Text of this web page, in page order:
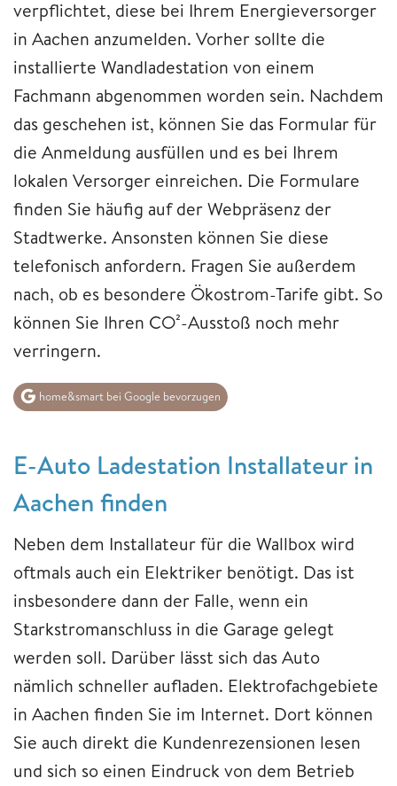
verpflichtet, diese bei Ihrem Energieversorger
in Aachen anzumelden. Vorher sollte die
installierte Wandladestation von einem
Fachmann abgenommen worden sein. Nachdem
das geschehen ist, können Sie das Formular für
die Anmeldung ausfüllen und es bei Ihrem
lokalen Versorger einreichen. Die Formulare
finden Sie häufig auf der Webpräsenz der
Stadtwerke. Ansonsten können Sie diese
telefonisch anfordern. Fragen Sie außerdem
nach, ob es besondere Ökostrom-Tarife gibt. So
können Sie Ihren CO²-Ausstoß noch mehr
verringern.
home&smart bei Google bevorzugen
E-Auto Ladestation Installateur in
Aachen finden
Neben dem Installateur für die Wallbox wird
oftmals auch ein Elektriker benötigt. Das ist
insbesondere dann der Falle, wenn ein
Starkstromanschluss in die Garage gelegt
werden soll. Darüber lässt sich das Auto
nämlich schneller aufladen. Elektrofachgebiete
in Aachen finden Sie im Internet. Dort können
Sie auch direkt die Kundenrezensionen lesen
und sich so einen Eindruck von dem Betrieb